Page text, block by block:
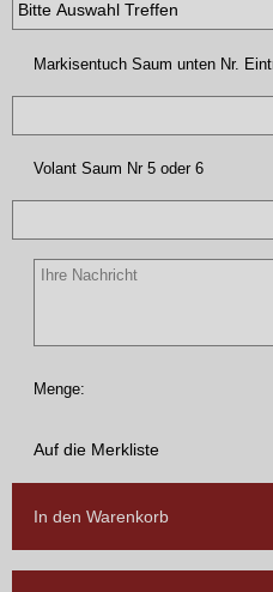
Markisentuch Saum unten Nr.
Volant Saum Nr 5 oder 6
Menge:
Auf die Merkliste
In den Warenkorb